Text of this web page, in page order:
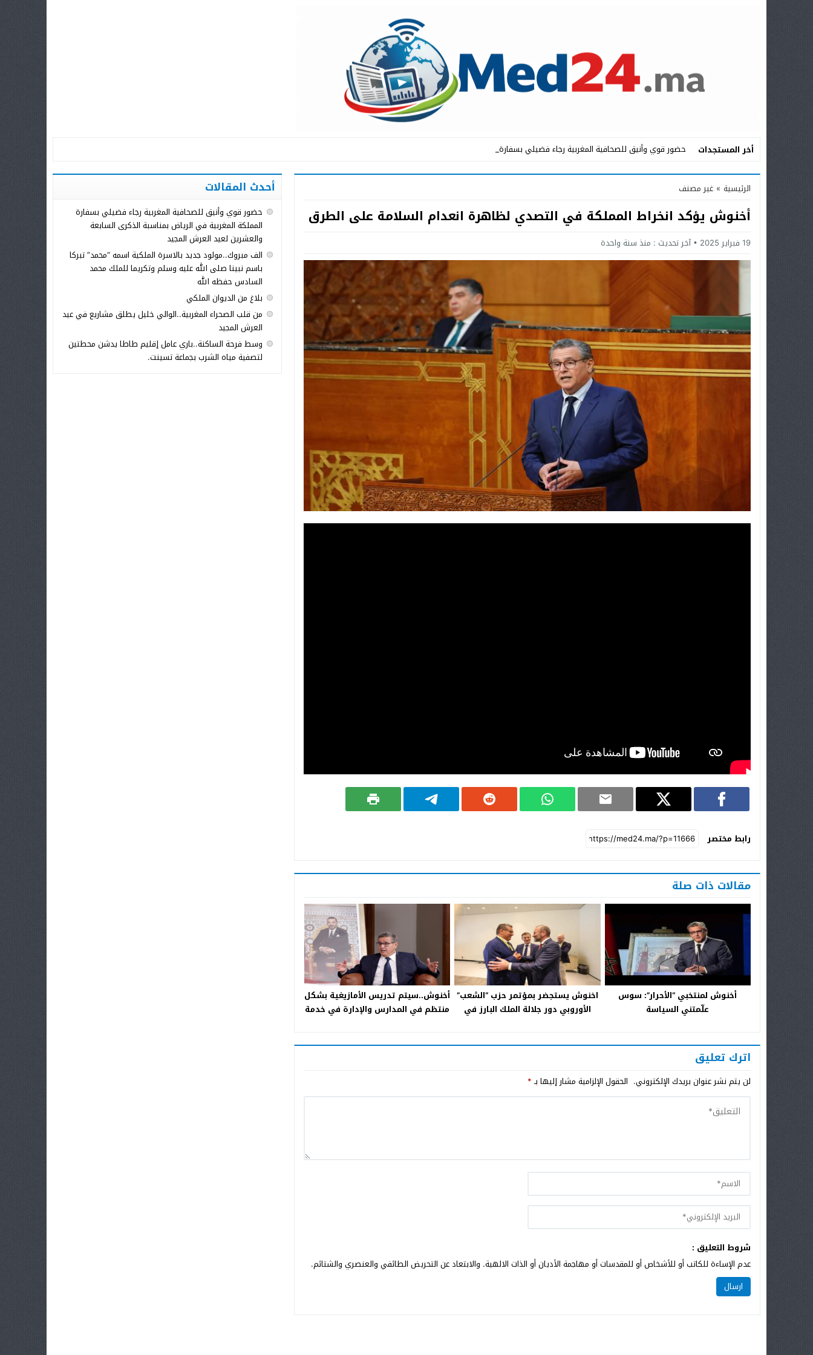
أخر المستجدات
حضور قوي وأنيق للصحافية المغربية رجاء فضيلي بسفارة المملكة ا_
Stop
Previous
Next
الرئيسية » غير مصنف
أخنوش يؤكد انخراط المملكة في التصدي لظاهرة انعدام السلامة على الطرق
19 فبراير 2025 آخر تحديث : منذ سنة واحدة
رابط مختصر
مقالات ذات صلة
أخنوش لمنتخبي “الأحرار”: سوس
علّمتني السياسة
اخنوش يستجضر بمؤتمر حزب “الشعب”
الأوروبي دور جلالة الملك البارز في
أخنوش..سيتم تدريس الأمازيغية بشكل
منتظم في المدارس والإدارة في خدمة
اترك تعليق
لن يتم نشر عنوان بريدك الإلكتروني. الحقول الإلزامية مشار إليها بـ*
شروط التعليق :
عدم الإساءة للكاتب أو للأشخاص أو للمقدسات أو مهاجمة الأديان أو الذات الالهية. والابتعاد عن التحريض الطائفي والعنصري والشتائم.
أحدث المقالات
حضور قوي وأنيق للصحافية المغربية رجاء فضيلي بسفارة
المملكة المغربية في الرياض بمناسبة الذكرى السابعة
والعشرين لعيد العرش المجيد
الف مبروك..مولود جديد بالاسرة الملكية اسمه “محمد” تبركا
باسم نبينا صلى الله عليه وسلم وتكريما للملك محمد
السادس حفظه الله
بلاغ من الديوان الملكي
من قلب الصحراء المغربية..الوالي خليل يطلق مشاريع في عيد
العرش المجيد
وسط فرحة الساكنة..باري عامل إقليم طاطا يدشن محطتين
لتصفية مياه الشرب بجماعة تسينت.